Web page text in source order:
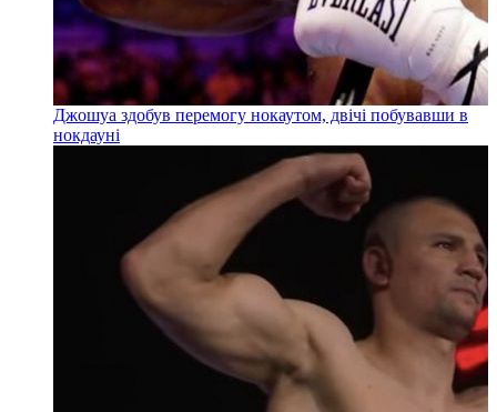
Джошуа здобув перемогу нокаутом, двічі побувавши в
нокдауні